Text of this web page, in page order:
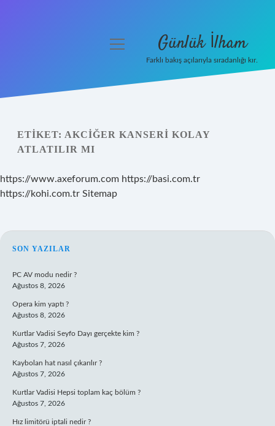
Yasal Uyarı
menüyü
Günlük İlham
Farklı bakış açılarıyla sıradanlığı kır.
ETIKET: AKCIĞER KANSERI KOLAY
ATLATILIR MI
https://www.axeforum.com https://basi.com.tr
https://kohi.com.tr Sitemap
SIDEBAR
SON YAZILAR
PC AV modu nedir ?
Ağustos 8, 2026
Opera kim yaptı ?
Ağustos 8, 2026
Kurtlar Vadisi Seyfo Dayı gerçekte kim ?
Ağustos 7, 2026
Kaybolan hat nasıl çıkarılır ?
Ağustos 7, 2026
Kurtlar Vadisi Hepsi toplam kaç bölüm ?
Ağustos 7, 2026
Hız limitörü iptali nedir ?